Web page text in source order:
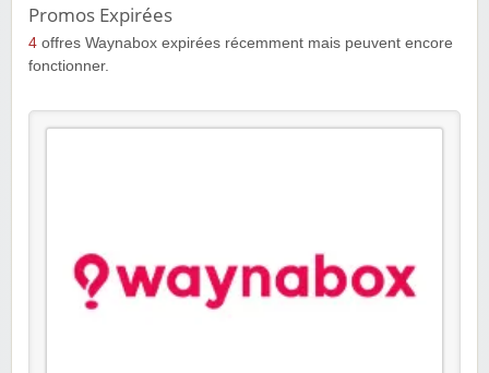
Promos Expirées
4 offres Waynabox expirées récemment mais peuvent encore
fonctionner.